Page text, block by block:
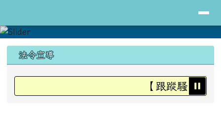
上中區域內容
法令宣導
【跟蹤騷擾防
頁尾區域